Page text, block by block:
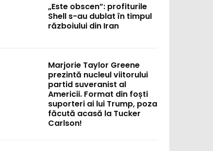
„Este obscen”: profiturile
Shell s-au dublat în timpul
războiului din Iran
Marjorie Taylor Greene
prezintă nucleul viitorului
partid suveranist al
Americii. Format din foști
suporteri ai lui Trump, poza
făcută acasă la Tucker
Carlson!